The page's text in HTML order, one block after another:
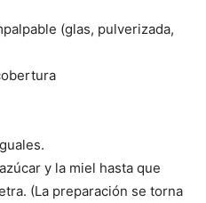
(glas, pulverizada,
y la miel hasta que
(La preparación se torna